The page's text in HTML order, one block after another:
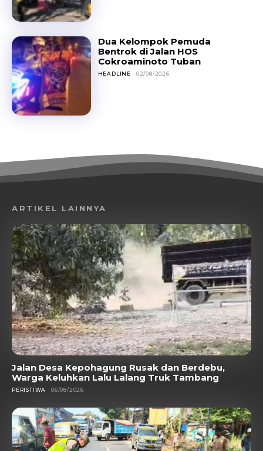
Dua Kelompok Pemuda
Bentrok di Jalan HOS
Cokroaminoto Tuban
HEADLINE 02/08/2026
ARTIKEL LAINNYA
Jalan Desa Kepohagung Rusak dan Berdebu,
Warga Keluhkan Lalu Lalang Truk Tambang
PERISTIWA 06/08/2026